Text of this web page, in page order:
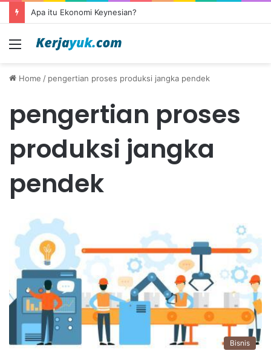
Apa itu Ekonomi Keynesian?
Menu
Home / pengertian proses produksi jangka pendek
pengertian proses
produksi jangka
pendek
Bisnis